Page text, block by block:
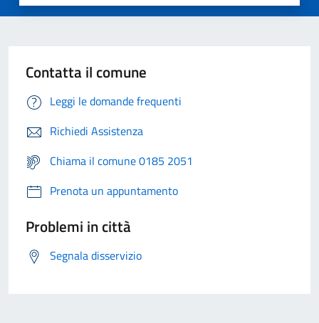
Contatta il comune
Leggi le domande frequenti
Richiedi Assistenza
Chiama il comune 0185 2051
Prenota un appuntamento
Problemi in città
Segnala disservizio